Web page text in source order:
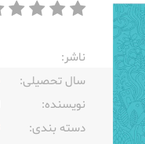
ناشر:‌
سال تحصیلی:‌
نویسنده:‌
دسته بندی: